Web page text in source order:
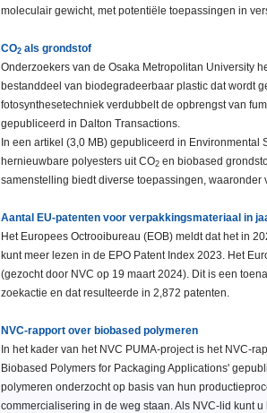
moleculair gewicht, met potentiële toepassingen in
CO2 als grondstof
Onderzoekers van de Osaka Metropolitan University
bestanddeel van biodegradeerbaar plastic dat wordt
fotosynthesetechniek verdubbelt de opbrengst van
gepubliceerd in Dalton Transactions.
In een artikel (3,0 MB) gepubliceerd in
hernieuwbare polyesters uit CO2 en biobased
samenstelling biedt diverse toepassingen, waaronder
Aantal EU-patenten voor verpakkingsmateriaal in
Het Europees Octrooibureau (EOB) meldt dat het in
kunt meer lezen in de EPO Patent Index 2023. Het
(gezocht door NVC op 19 maart 2024). Dit is een
zoekactie en dat resulteerde in 2,872 patenten.
NVC-rapport over biobased polymeren
In het kader van het NVC PUMA-project is het NVC-
Biobased Polymers for Packaging Applications'
polymeren onderzocht op basis van hun
commercialisering in de weg staan. Als NVC-lid kunt